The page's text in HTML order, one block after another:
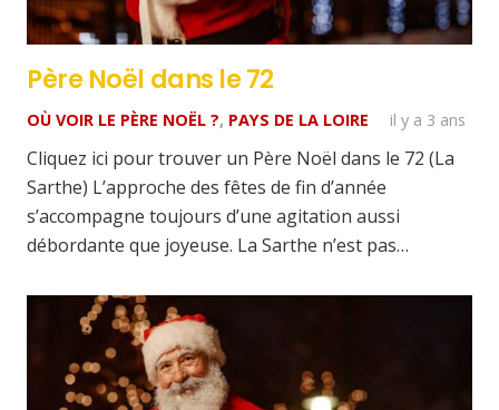
Père Noël dans le 72
OÙ VOIR LE PÈRE NOËL ?, PAYS DE LA LOIRE il y a 3 ans
Cliquez ici pour trouver un Père Noël dans le 72 (La
Sarthe) L’approche des fêtes de fin d’année
s’accompagne toujours d’une agitation aussi
débordante que joyeuse. La Sarthe n’est pas…